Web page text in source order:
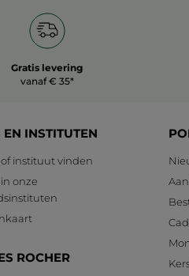
Gratis levering
vanaf € 35*
INSTITUTEN
instituut vinden
onze
ROCHER